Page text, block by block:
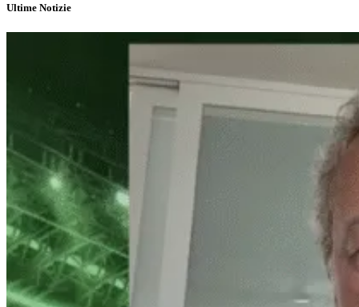
Ultime Notizie